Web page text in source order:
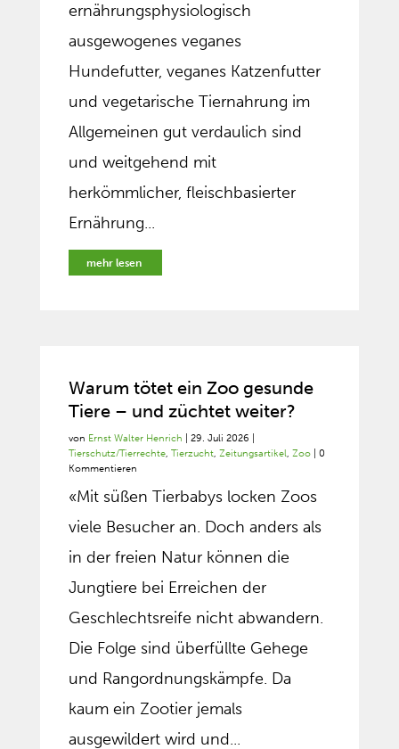
ernährungsphysiologisch
ausgewogenes veganes
Hundefutter, veganes Katzenfutter
und vegetarische Tiernahrung im
Allgemeinen gut verdaulich sind
und weitgehend mit
herkömmlicher, fleischbasierter
Ernährung...
mehr lesen
Warum tötet ein Zoo gesunde
Tiere – und züchtet weiter?
von Ernst Walter Henrich 29. Juli 2026
Tierschutz/Tierrechte, Tierzucht, Zeitungsartikel, Zoo| 0
Kommentieren
«Mit süßen Tierbabys locken Zoos
viele Besucher an. Doch anders als
in der freien Natur können die
Jungtiere bei Erreichen der
Geschlechtsreife nicht abwandern.
Die Folge sind überfüllte Gehege
und Rangordnungskämpfe. Da
kaum ein Zootier jemals
ausgewildert wird und...